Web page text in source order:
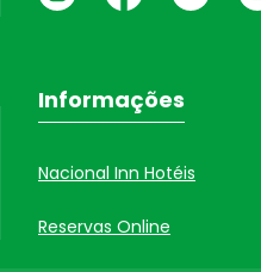
Informações
Nacional Inn Hotéis
Reservas Online